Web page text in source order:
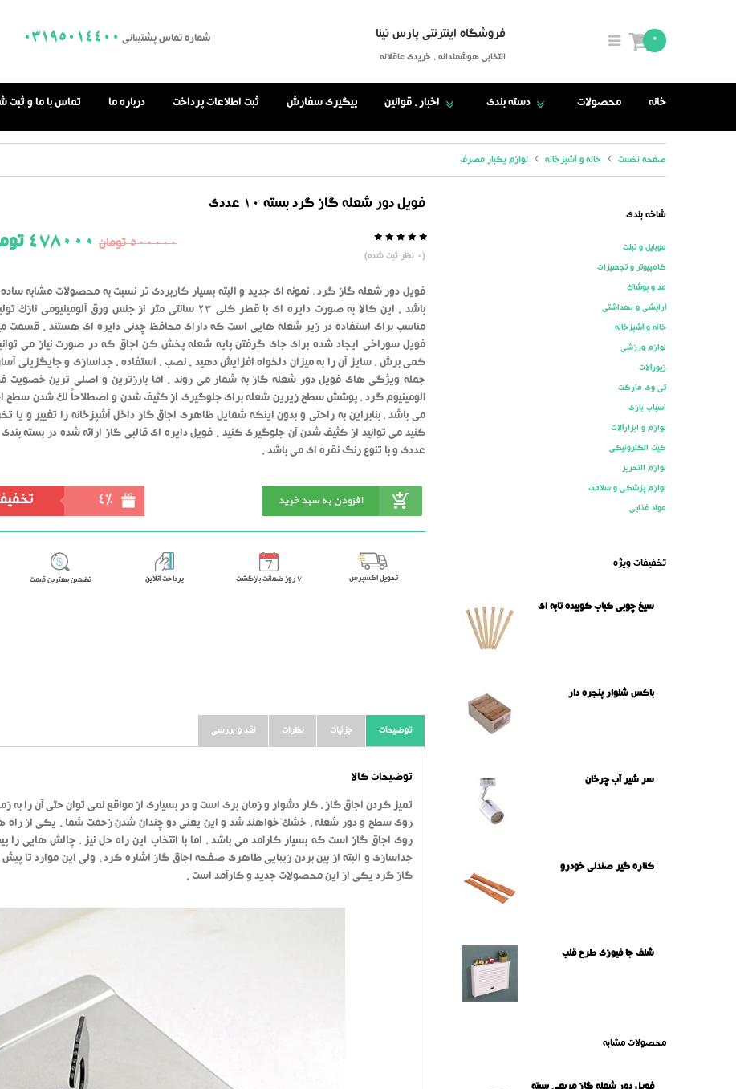
03195014400 شماره تماس پشتیبانی فروشگاه اینترنتی پارس تینا
انتخابی هوشمندانه ، خریدی عاقلانه
0
خانه محصولات دسته بندی اخبار ، قوانین پیگیری سفارش ثبت اطلاعات پرداخت درباره ما تماس با ما و ثبت
صفحه نخست خانه و آشپزخانه لوازم یکبار مصرف
فویل دور شعله گاز گرد بسته 10 عددی
از
50
رای
دهنده
(
0 نظر ثبت شده)
500000تومان 478000
فویل دور شعله گاز گرد ، نمونه ای جدید و البته بسیار کاربردی تر نسبت به محصولات مشابه
باشد . این کالا به صورت دایره ای با قطر کلی 23 سانتی متر از جنس ورق آلومینیومی نازک
مناسب برای استفاده در زیر شعله هایی است که دارای محافظ چدنی دایره ای هستند . قسمت
فویل سوراخی ایجاد شده برای جای گرفتن پایه شعله پخش کن اجاق که در صورت نیاز می
کمی برش ، سایز آن را به میزان دلخواه افزایش دهید . نصب ، استفاده ، جداسازی و جایگزینی
جمله ویژگی های فویل دور شعله گاز به شمار می روند . اما بارزترین و اصلی ترین خصویت
آلومینیوم گرد ، پوشش سطح زیرین شعله برای جلوگیری از کثیف شدن و اصطلاحاً لک شدن سطح
می باشد ، بنابراین به راحتی و بدون اینکه شمایل ظاهری اجاق گاز داخل آشپزخانه را تغییر و یا
عددی و با تنوع رنگ نقره ای می باشد .
افزودن به سبد خرید 4%
تحویل اکسپرس ٧ روز ضمانت بازگشت پرداخت آنلاین تضمین بهترین قیمت
توضیحات جزئیات نظرات نقد و بررسی
توضیحات کالا
تمیز کردن اجاق گاز ، کار دشوار و زمان بری است و در بسیاری از مواقع نمی توان حتی آن را
روی سطح و دور شعله ، خشک خواهند شد و این یعنی دو چندان شدن زحمت شما . یکی از راه
روی اجاق گاز است که بسیار کارآمد می باشد ، اما با انتخاب این راه حل نیز ، چالش هایی
جداسازی و البته از بین بردن زیبایی ظاهری صفحه اجاق گاز اشاره کرد ، ولی این موارد تا
گاز گرد یکی از این محصولات جدید و کارآمد است .
شاخه بندی
موبایل و تبلت
کامپیوتر و تجهیزات
مد و پوشاک
آرایشی و بهداشتی
خانه و آشپزخانه
لوازم ورزشی
زیورآلات
تی وی مارکت
اسباب بازی
لوازم و ابزارآلات
کیت الکترونیکی
لوازم التحریر
لوازم پزشکی و سلامت
مواد غذایی
تخفیفات ویژه
سیخ چوبی کباب کوبیده تابه ای
باکس شلوار پنجره دار
سر شیر آب چرخان
کناره گیر صندلی خودرو
شلف جا فیوزی طرح قلب
محصولات مشابه